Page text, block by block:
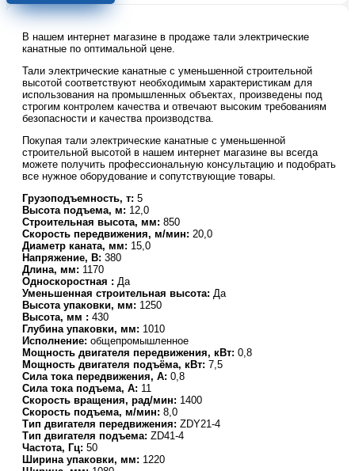
TOR
ТЭК
(CDL)
5,0
т
12,0
м
УСВ
В нашем интернет магазине в продаже тали электрические
канатные по оптимальной цене.
Тали электрические канатные с уменьшенной строительной
высотой соответствуют необходимым характеристикам для
использования на промышленных объектах, произведены под
строгим контролем качества и отвечают высоким требованиям
безопасности и качества производства.
Покупая тали электрические канатные с уменьшенной
строительной высотой в нашем интернет магазине вы всегда
можете получить профессиональную консультацию и подобрать
все нужное оборудование и сопутствующие товары.
Грузоподъемность, т: 5
Высота подъема, м: 12,0
Строительная высота, мм: 850
Скорость передвижения, м/мин: 20,0
Диаметр каната, мм: 15,0
Напряжение, В: 380
Длина, мм: 1170
Односкоростная : Да
Уменьшенная строительная высота: Да
Высота упаковки, мм: 1250
Высота, мм : 430
Глубина упаковки, мм: 1010
Исполнение: общепромышленное
Мощность двигателя передвижения, кВт: 0,8
Мощность двигателя подъёма, кВт: 7,5
Сила тока передвижения, А: 0,8
Сила тока подъема, А: 11
Скорость вращения, рад/мин: 1400
Скорость подъема, м/мин: 8,0
Тип двигателя передвижения: ZDY21-4
Тип двигателя подъема: ZD41-4
Частота, Гц: 50
Ширина упаковки, мм: 1220